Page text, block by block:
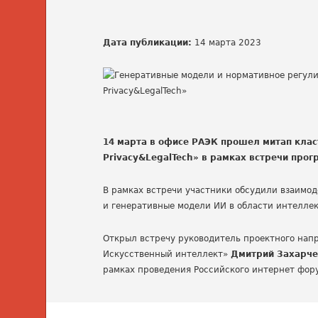
Дата публикации: 14 марта 2023
14 марта в офисе РАЭК прошел митап
Privacy&LegalTech» в рамках встречи
В рамках встречи участники обсудили
и генеративные модели ИИ в области
Открыл встречу руководитель проектного
Искусственный интеллект»Дмитрий
рамках проведения Российского интернет